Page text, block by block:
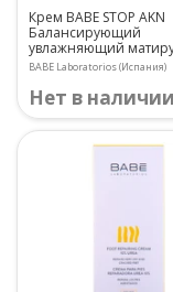
Крем BABE STOP AKN
Балансирующий
увлажняющий
для лица 50мл
BABE Laboratorios (Испания)
Нет в наличии